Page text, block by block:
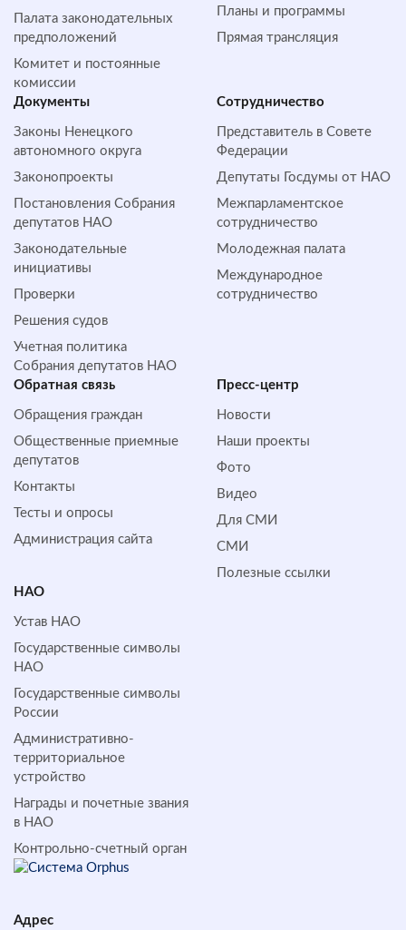
Палата законодательных
предположений
Комитет и постоянные
комиссии
Планы и программы
Прямая трансляция
Документы
Законы Ненецкого
автономного округа
Законопроекты
Постановления Собрания
депутатов НАО
Законодательные
инициативы
Проверки
Решения судов
Учетная политика
Собрания депутатов НАО
Сотрудничество
Представитель в Совете
Федерации
Депутаты Госдумы от НАО
Межпарламентское
сотрудничество
Молодежная палата
Международное
сотрудничество
Обратная cвязь
Обращения граждан
Общественные приемные
депутатов
Контакты
Тесты и опросы
Администрация сайта
Пресс-центр
Новости
Наши проекты
Фото
Видео
Для СМИ
СМИ
Полезные ссылки
НАО
Устав НАО
Государственные символы
НАО
Государственные символы
России
Административно-
территориальное
устройство
Награды и почетные звания
в НАО
Контрольно-счетный орган
Адрес